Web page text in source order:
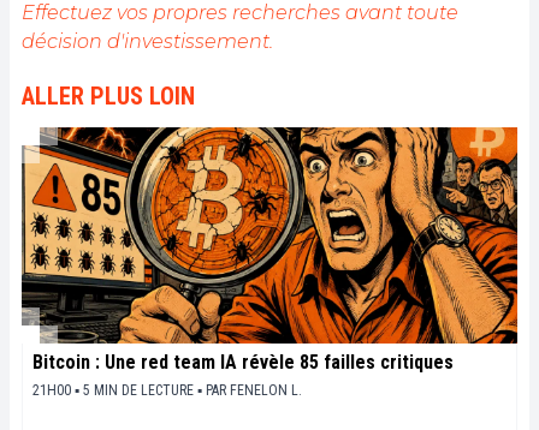
Effectuez vos propres recherches avant toute
décision d'investissement.
ALLER PLUS LOIN
Bitcoin : Une red team IA révèle 85 failles critiques
21H00 ▪ 5 MIN DE LECTURE ▪ PAR FENELON L.